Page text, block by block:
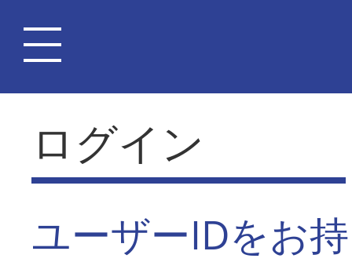
ログイン
ユーザーIDをお